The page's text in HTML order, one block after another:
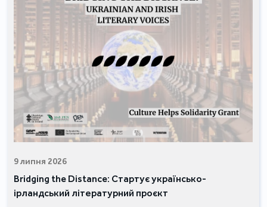
9 липня 2026
Bridging the Distance: Стартує українсько-
ірландський літературний проєкт